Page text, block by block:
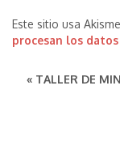
Este sitio usa
procesan los
« TALLER DE